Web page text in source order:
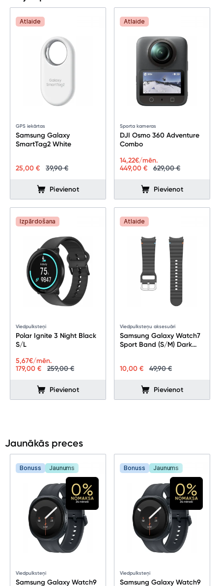
Sadzīves tehnika
Sports un atpūta
Ražotāju atjaunota tehnika
Blogs
Piegāde un apmaksa
Tehnikas izvešana
Uzņēmumiem
Tet pakalpojumi
Kontakti
Informācija
Atlaide
GPS iekārtas
Samsung Galaxy
SmartTag2 White
25,00 € 39,90 €
Pievienot
Atlaide
Sporta kameras
DJI Osmo 360 Adventure
Combo
449,00 € 629,00 €
14,22€/mēn.
Pievienot
Izpārdošana
Viedpulksteņi
Polar Ignite 3 Night Black
S/L
179,00 € 259,00 €
5,67€/mēn.
Pievienot
Atlaide
Viedpulksteņu aksesuāri
Samsung Galaxy Watch7
Sport Band (S/M) Dark
10,00 €
49,90 €
Pievienot
Jaunākās preces
Bonuss Jaunums
Viedpulksteņi
Samsung Galaxy Watch9
Bonuss Jaunums
Viedpulksteņi
Samsung Galaxy Watch9